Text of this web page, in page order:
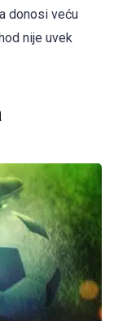
donosi veću
nije uvek